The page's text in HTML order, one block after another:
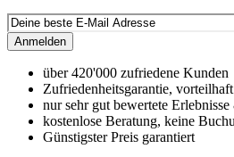
Anmelden
über 420'000 zufriedene Kunden
Zufriedenheitsgarantie,
nur sehr gut bewertete
kostenlose Beratung, keine
Günstigster Preis garantiert